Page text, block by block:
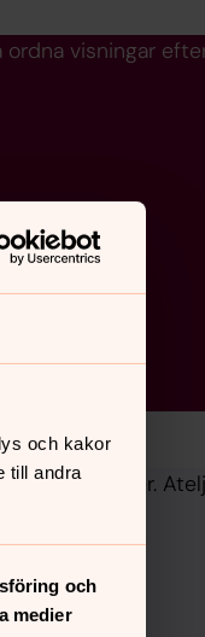
och kakor
till andra
och
medier
visningar
och textilier.
ateljé.